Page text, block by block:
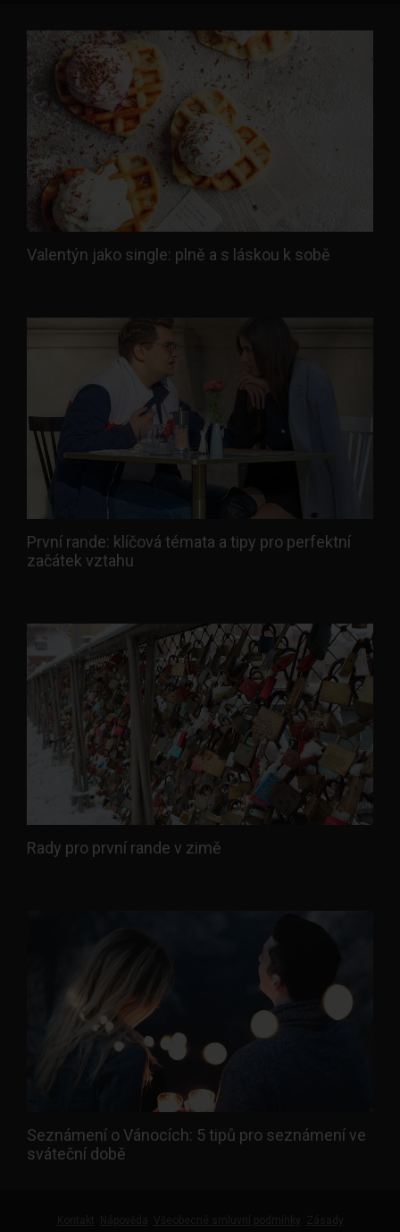
Valentýn jako single: plně a s láskou k sobě
První rande: klíčová témata a tipy pro perfektní
začátek vztahu
Rady pro první rande v zimě
Seznámení o Vánocích: 5 tipů pro seznámení ve
sváteční době